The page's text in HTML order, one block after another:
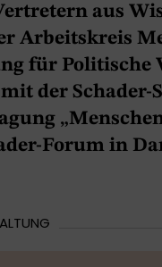
aus
Arbeitskreis
für Politische
der Schader-
Forum in